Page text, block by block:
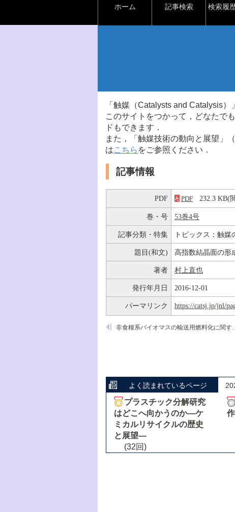
ホーム 記事検索 検索履
「触媒（Catalysts and Catalysis
このサイトをつかって，どなたで
ドもできます．
また，「触媒技術の動向と展望」
はこちら をご参照ください．
記事情報
PDF PDF 232.3 KB(
巻・号 53巻4号
記事分類・特集 トピックス：触媒
題目(和文) 高指数結晶面の形
著者 村上直也
発行年月日 2016-12-01
パーマリンク https://catsj.jp/jnl/
非食糧系バイオ
よく読まれているページ
プラスチック分解研究
はどこへ向かうのか―ケ
ミカルリサイクルの歴史
と展望―
(32回)